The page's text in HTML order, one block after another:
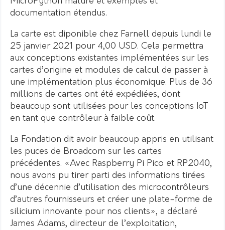
documentation étendus.
La carte est diponible chez Farnell depuis lundi le
25 janvier 2021 pour 4,00 USD. Cela permettra
aux conceptions existantes implémentées sur les
cartes d’origine et modules de calcul de passer à
une implémentation plus économique. Plus de 36
millions de cartes ont été expédiées, dont
beaucoup sont utilisées pour les conceptions IoT
en tant que contrôleur à faible coût.
La Fondation dit avoir beaucoup appris en utilisant
les puces de Broadcom sur les cartes
précédentes. «Avec Raspberry Pi Pico et RP2040,
nous avons pu tirer parti des informations tirées
d’une décennie d’utilisation des microcontrôleurs
d’autres fournisseurs et créer une plate-forme de
silicium innovante pour nos clients», a déclaré
James Adams, directeur de l’exploitation,